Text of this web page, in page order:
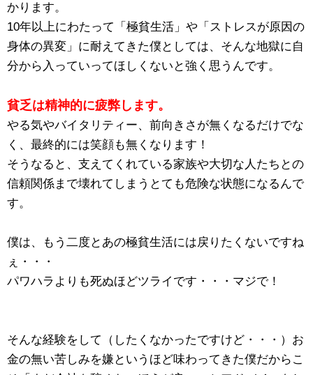
かります。
10年以上にわたって「極貧生活」や「ストレスが原因の
身体の異変」に耐えてきた僕としては、そんな地獄に自
分から入っていってほしくないと強く思うんです。
貧乏は精神的に疲弊します。
やる気やバイタリティー、前向きさが無くなるだけでな
く、最終的には笑顔も無くなります！
そうなると、支えてくれている家族や大切な人たちとの
信頼関係まで壊れてしまうとても危険な状態になるんで
す。
僕は、もう二度とあの極貧生活には戻りたくないですね
ぇ・・・
パワハラよりも死ぬほどツライです・・・マジで！
そんな経験をして（したくなかったですけど・・・）お
金の無い苦しみを嫌というほど味わってきた僕だからこ